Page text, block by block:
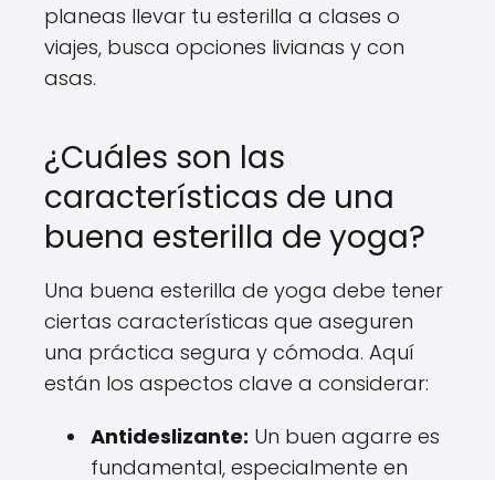
planeas llevar tu esterilla a clases o
viajes, busca opciones livianas y con
asas.
¿Cuáles son las
características de una
buena esterilla de yoga?
Una buena esterilla de yoga debe tener
ciertas características que aseguren
una práctica segura y cómoda. Aquí
están los aspectos clave a considerar:
Antideslizante: Un buen agarre es
fundamental, especialmente en